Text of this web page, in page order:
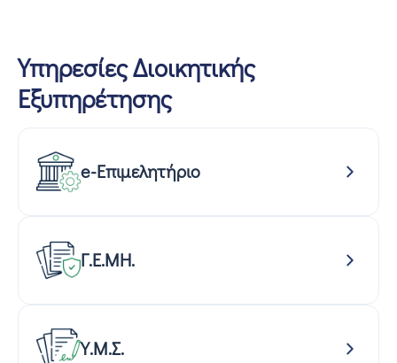
Υπηρεσίες Διοικητικής
Εξυπηρέτησης
e-Επιμελητήριο
Γ.Ε.ΜΗ.
Υ.Μ.Σ.